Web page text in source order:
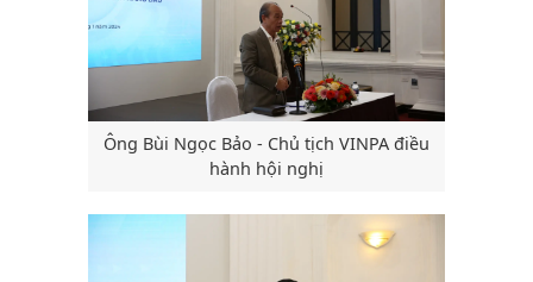
Ông Bùi Ngọc Bảo - Chủ tịch VINPA điều
hành hội nghị